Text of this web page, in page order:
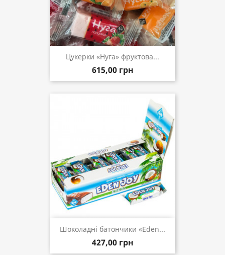
Цукерки «Нуга» фруктова...
615,00 грн
Шоколадні батончики «Eden...
427,00 грн